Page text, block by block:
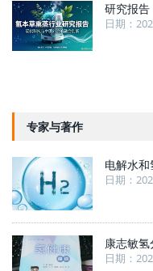
研究报
日期：
专家与著作
电解水
日期：
康志敏
日期：